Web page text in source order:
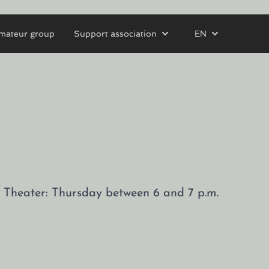
group Support association EN
Thursday between 6 and 7 p.m.